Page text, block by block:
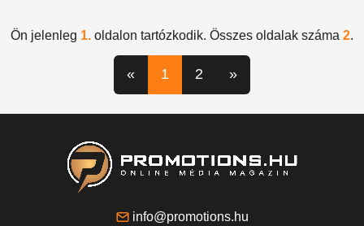
Ön jelenleg 1. oldalon tartózkodik. Összes oldalak száma 2.
« 1 2 »
info@promotions.hu